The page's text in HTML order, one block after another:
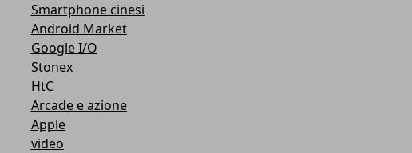
Smartphone cinesi
Android Market
Google I/O
Stonex
HtC
Arcade e azione
Apple
video